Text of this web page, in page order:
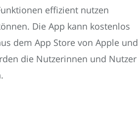
effizient nutzen
Die App kann kostenlos
dem App Store von Apple und
die Nutzerinnen und Nutzer